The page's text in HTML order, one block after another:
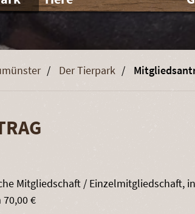
Der Tierpark
Mitgliedschaft / Einzelmitgliedschaft,
€